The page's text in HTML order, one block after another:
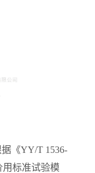
《YY/T 1536-
用标准试验模